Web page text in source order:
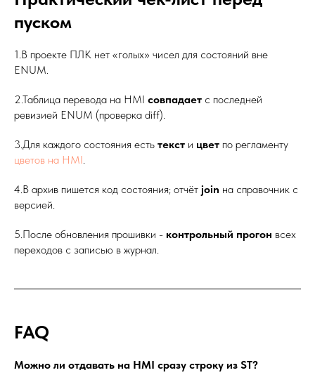
пуском
1.В проекте ПЛК нет «голых» чисел для состояний вне
ENUM.
2.Таблица перевода на HMI совпадает с последней
ревизией ENUM (проверка diff).
3.Для каждого состояния есть текст и цвет по регламенту
цветов на HMI.
4.В архив пишется код состояния; отчёт join на справочник с
версией.
5.После обновления прошивки - контрольный прогон всех
переходов с записью в журнал.
FAQ
Можно ли отдавать на HMI сразу строку из ST?